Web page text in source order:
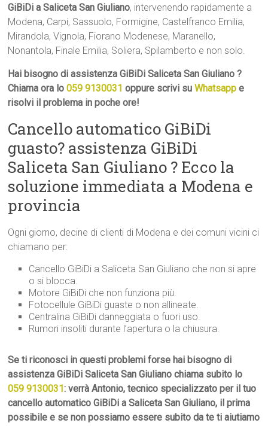
GiBiDi a Saliceta San Giuliano, intervenendo rapidamente a
Modena, Carpi, Sassuolo, Formigine, Castelfranco Emilia,
Mirandola, Vignola, Fiorano Modenese, Maranello,
Nonantola, Finale Emilia, Soliera, Spilamberto e non solo.
Hai bisogno di assistenza GiBiDi Saliceta San Giuliano ?
Chiama ora lo059 9130031 oppure scrivi suWhatsapp e
risolvi il problema in poche ore!
Cancello automatico GiBiDi
guasto? assistenza GiBiDi
Saliceta San Giuliano ? Ecco la
soluzione immediata a Modena e
provincia
Ogni giorno, decine di clienti di Modena e dei comuni vicini ci
chiamano per:
Cancello GiBiDi a Saliceta San Giuliano che non si apre
o si blocca.
Motore GiBiDi che non funziona più.
Fotocellule GiBiDi guaste o non allineate.
Centralina GiBiDi danneggiata o fuori uso.
Rumori insoliti durante l’apertura o la chiusura.
Se ti riconosci in questi problemi forse hai bisogno di
assistenza GiBiDi Saliceta San Giuliano chiama subito lo
059 9130031: verrà Antonio, tecnico specializzato per il tuo
cancello automatico GiBiDi a Saliceta San Giuliano, il prima
possibile e se non possiamo essere subito da te ti aiutiamo